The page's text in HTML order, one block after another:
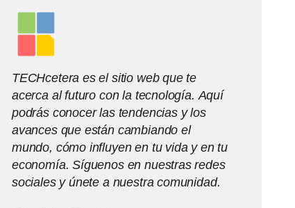
TECHcetera es el sitio web que te
acerca al futuro con la tecnología. Aquí
podrás conocer las tendencias y los
avances que están cambiando el
mundo, cómo influyen en tu vida y en tu
economía. Síguenos en nuestras redes
sociales y únete a nuestra comunidad.